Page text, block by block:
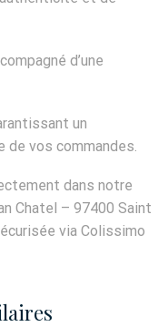
d’une
un
vos commandes.
dans notre
Chatel – 97400 Saint
via Colissimo